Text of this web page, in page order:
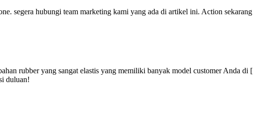
segera hubungi team marketing kami yang ada di artikel ini. Action sekarang
rubber yang sangat elastis yang memiliki banyak model customer Anda di [
duluan!